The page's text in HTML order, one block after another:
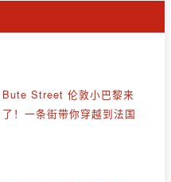
Bute Street 伦敦小巴黎来
了！一条街带你穿越到法国